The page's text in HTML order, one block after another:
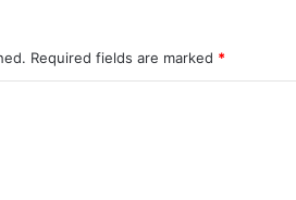
Required fields are marked *